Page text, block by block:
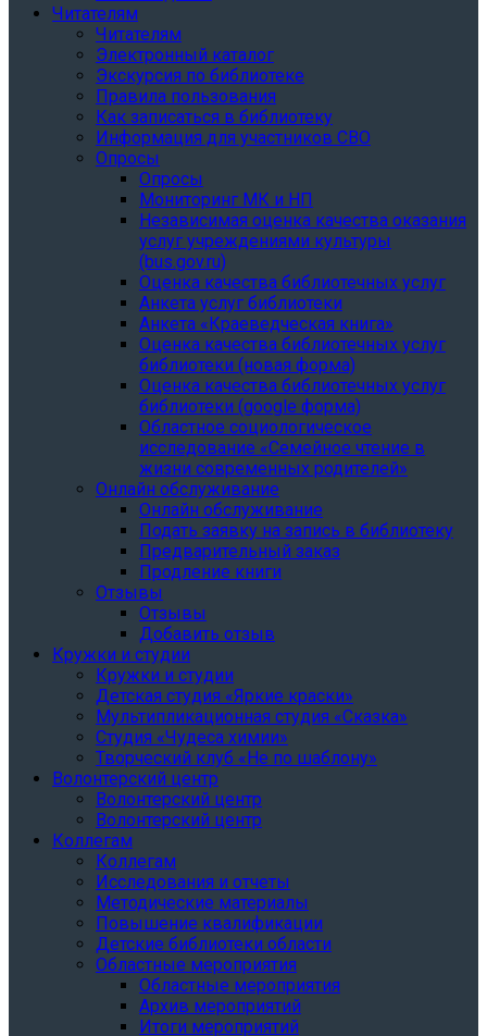
Читателям
Читателям
Электронный каталог
Экскурсия по библиотеке
Правила пользования
Как записаться в библиотеку
Информация для участников СВО
Опросы
Опросы
Мониторинг МК и НП
Независимая оценка качества оказания
услуг учреждениями культуры
(bus.gov.ru)
Оценка качества библиотечных услуг
Анкета услуг библиотеки
Анкета «Краеведческая книга»
Oценка качества библиотечных услуг
библиотеки (новая форма)
Oценка качества библиотечных услуг
библиотеки (google форма)
Областное социологическое
исследование «Семейное чтение в
жизни современных родителей»
Онлайн обслуживание
Онлайн обслуживание
Подать заявку на запись в библиотеку
Предварительный заказ
Продление книги
Отзывы
Отзывы
Добавить отзыв
Кружки и студии
Кружки и студии
Детская студия «Яркие краски»
Мультипликационная студия «Сказка»
Студия «Чудеса химии»
Творческий клуб «Не по шаблону»
Волонтерский центр
Волонтерский центр
Волонтерский центр
Коллегам
Коллегам
Исследования и отчеты
Методические материалы
Повышение квалификации
Детские библиотеки области
Областные мероприятия
Областные мероприятия
Архив мероприятий
Итоги мероприятий